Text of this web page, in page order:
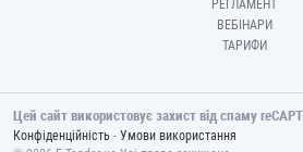
РЕГЛАМЕНТ
ВЕБІНАРИ
ТАРИФИ
Цей сайт використовує захист від спаму
Конфіденційність - Умови використання